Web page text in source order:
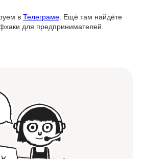
в Телеграме. Ещё там найдёте
для предпринимателей.